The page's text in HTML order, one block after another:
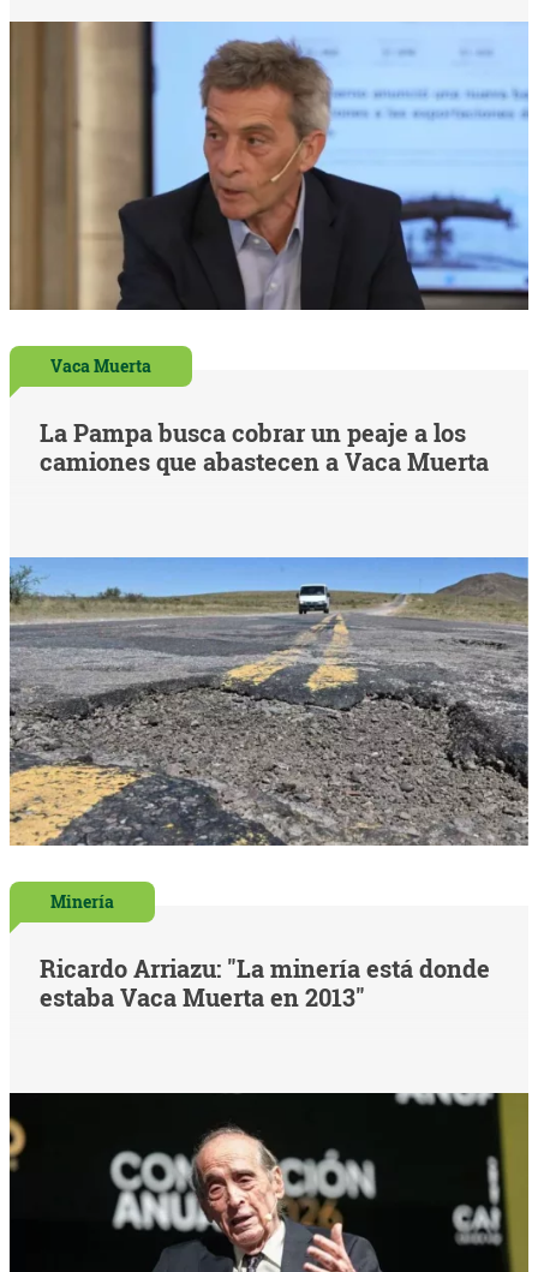
Vaca Muerta
La Pampa busca cobrar un peaje a los
camiones que abastecen a Vaca Muerta
Minería
Ricardo Arriazu: "La minería está donde
estaba Vaca Muerta en 2013"